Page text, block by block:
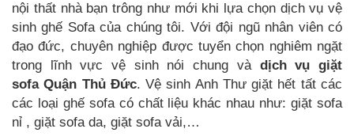
nội thất nhà bạn trông như mới khi lựa chọn dịch vụ vệ
sinh ghế Sofa của chúng tôi. Với đội ngũ nhân viên có
đạo đức, chuyên nghiệp được tuyển chọn nghiêm ngặt
trong lĩnh vực vệ sinh nói chung và dịch vụ giặt
sofa Quận Thủ Đức. Vệ sinh Anh Thư giặt hết tất các
các loại ghế sofa có chất liệu khác nhau như: giặt sofa
nỉ , giặt sofa da, giặt sofa vải,…